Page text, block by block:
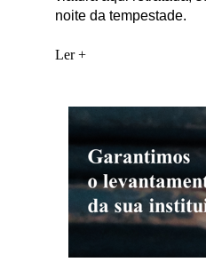
noite da tempestade.
Ler +